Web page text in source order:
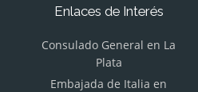
Enlaces de Interés
Consulado General en La
Plata
Embajada de Italia en